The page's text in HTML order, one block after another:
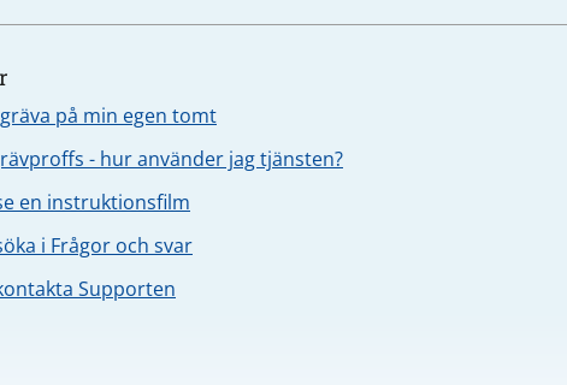
gräva på min egen tomt
- hur använder jag tjänsten?
en instruktionsfilm
i Frågor och svar
Supporten